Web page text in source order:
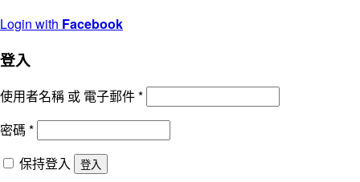
Login with Facebook
登入
使用者名稱 或 電子郵件*
密碼 *
保持登入
登入